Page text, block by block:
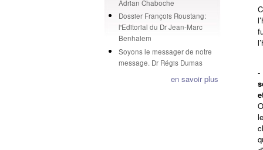
Adrian Chaboche
Dossier François Roustang:
l'Editorial du Dr Jean-Marc
Benhaiem
Soyons le messager de notre
message. Dr Régis Dumas
en savoir plus